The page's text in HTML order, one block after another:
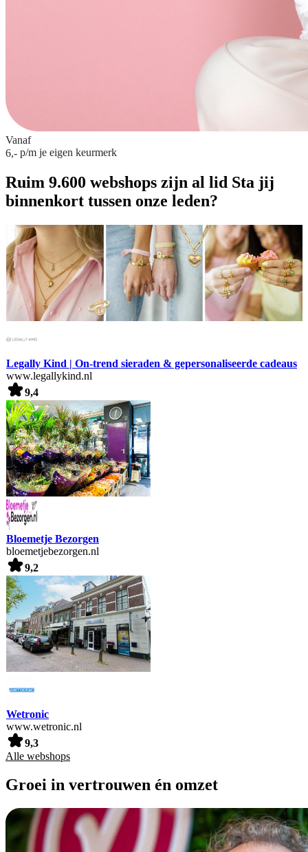
Vanaf
6,- p/m je eigen keurmerk
Ruim 9.600 webshops zijn al lid Sta jij
binnenkort tussen onze leden?
Legally Kind | On-trend sieraden & gepersonaliseerde cadeaus
www.legallykind.nl
9,4
Bloemetje Bezorgen
bloemetjebezorgen.nl
9,2
Wetronic
www.wetronic.nl
9,3
Alle webshops
Groei in vertrouwen én omzet